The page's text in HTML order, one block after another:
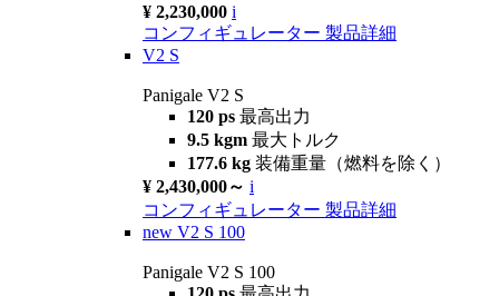
¥ 2,230,000 i
コンフィギュレーター 製品詳細
V2 S
Panigale V2 S
120 ps 最高出力
9.5 kgm 最大トルク
177.6 kg 装備重量（燃料を除く）
¥ 2,430,000～ i
コンフィギュレーター 製品詳細
new V2 S 100
Panigale V2 S 100